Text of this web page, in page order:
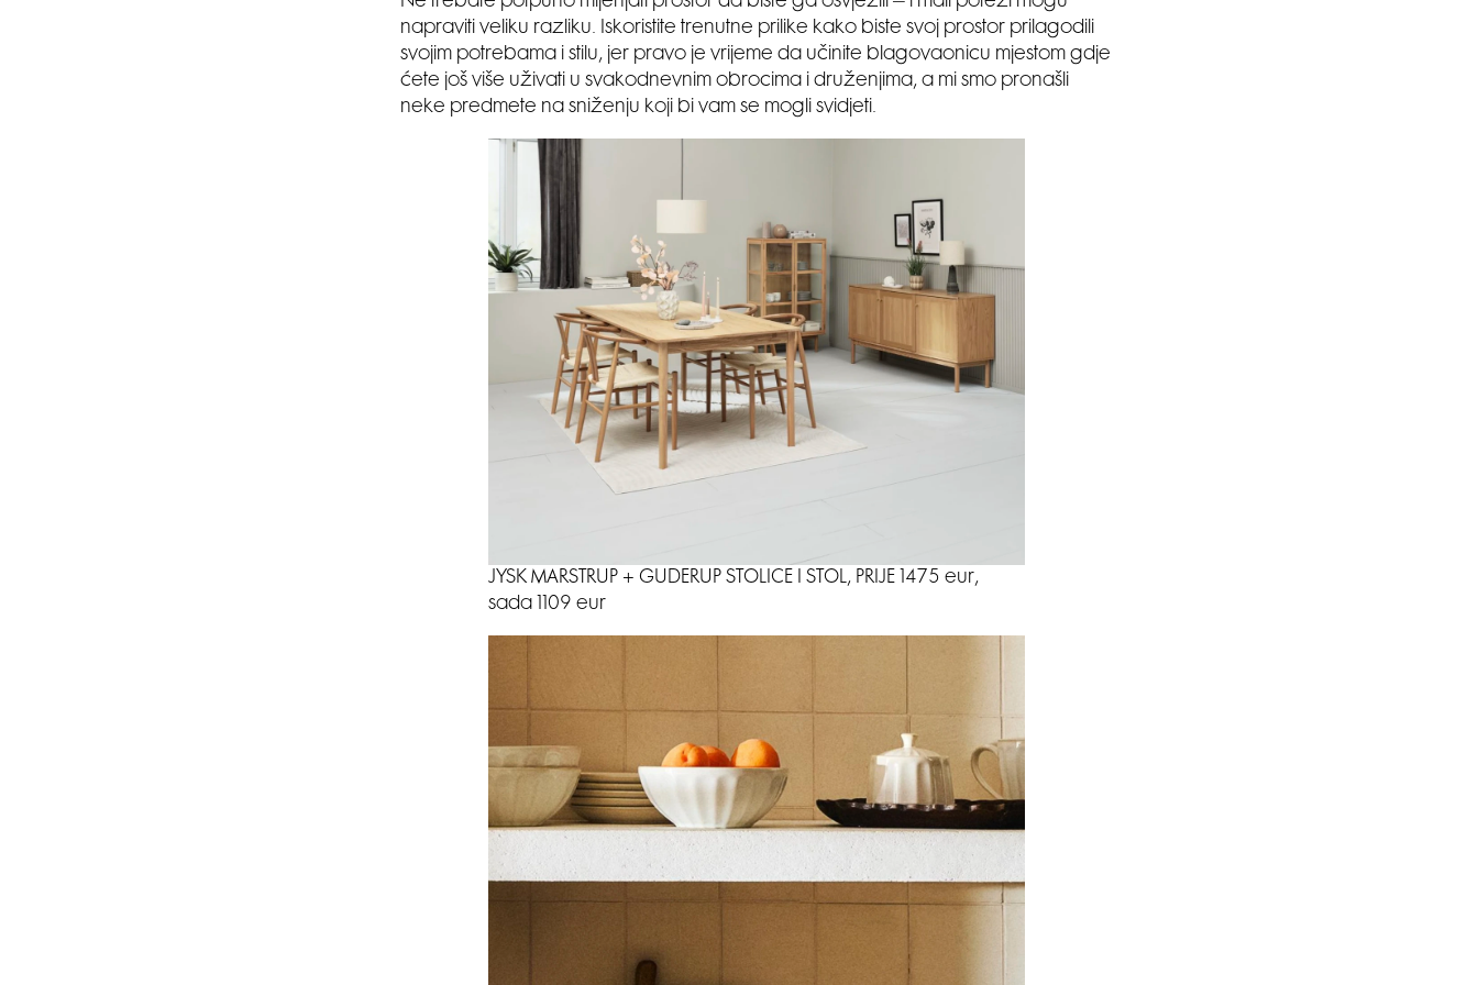
napraviti veliku razliku. Iskoristite trenutne prilike kako biste svoj prostor prilagodili
svojim potrebama i stilu, jer pravo je vrijeme da učinite blagovaonicu mjestom gdje
ćete još više uživati u svakodnevnim obrocima i druženjima, a mi smo pronašli
neke predmete na sniženju koji bi vam se mogli svidjeti.
JYSK MARSTRUP + GUDERUP STOLICE I STOL, PRIJE 1475 eur,
sada 1109 eur